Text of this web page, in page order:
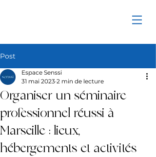
Post
Organiser un séminaire
professionnel réussi à
Marseille : lieux,
hébergements et activités
Espace Senssi
31 mai 2023 2 min de lecture